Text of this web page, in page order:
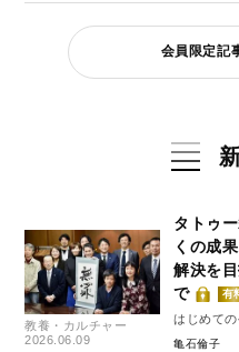
会員限定記
教養・カルチャー
2026.06.09
タトゥ
くの成
解決を
で
有
はじめて
亀石倫子